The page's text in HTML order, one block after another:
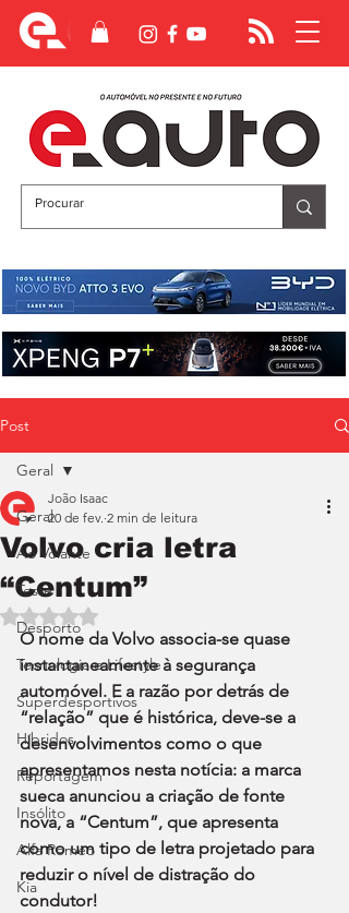
Post
Geral
Ao Volante
Teste
Desporto
Tecnologia e Lifestyle
Superdesportivos
Híbridos
Reportagem
Insólito
Alfa Romeo
Kia
Geral
Volvo cria letra
“Centum”
João Isaac
20 de fev. 2 min de leitura
Avaliado com NaN de 5 estrelas.
O nome da Volvo associa-se quase
instantaneamente à segurança
automóvel. E a razão por detrás de
“relação” que é histórica, deve-se a
desenvolvimentos como o que
apresentamos nesta notícia: a marca
sueca anunciou a criação de fonte
nova, a “Centum”, que apresenta
como um tipo de letra projetado para
reduzir o nível de distração do
condutor!